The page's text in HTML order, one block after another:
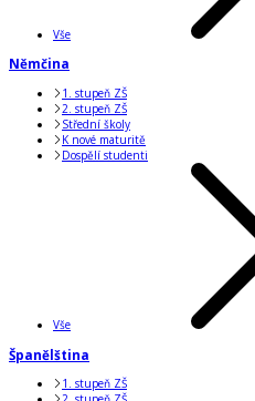
Vše
Němčina
1. stupeň ZŠ
2. stupeň ZŠ
Střední školy
K nové maturitě
Dospělí studenti
Vše
Španělština
1. stupeň ZŠ